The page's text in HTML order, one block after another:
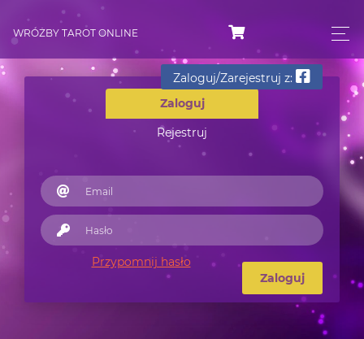
WRÓŻBY TAROT ONLINE
Zaloguj
Rejestruj
Zaloguj/Zarejestruj z:
Przypomnij hasło
Zaloguj